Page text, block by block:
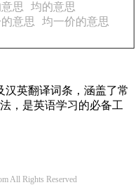
思
均的意思
意思
均一价的意思
汉英翻译词条，涵盖了常
，是英语学习的必备工
All Rights Reserved